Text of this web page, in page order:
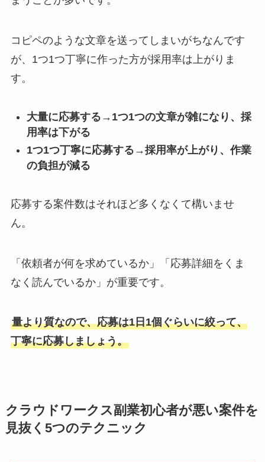
コピペのような文章を送ってしまいがちなんです
が、1つ1つ丁寧に作った方が採用率は上がりま
す。
大量に応募する→1つ1つの文章が雑になり、採
用率は下がる
1つ1つ丁寧に応募する→採用率が上がり、作業
の負担が減る
応募する案件数はそれほど多くなくて構いませ
ん。
「依頼者が何を求めているか」「応募詳細をくま
なく読んでいるか」が重要です。
量より質なので、応募は1日1個ぐらいに絞って、
丁寧に応募しましょう。
クラウドワークス副業初心者が悪い案件を
見抜く5つのテクニック